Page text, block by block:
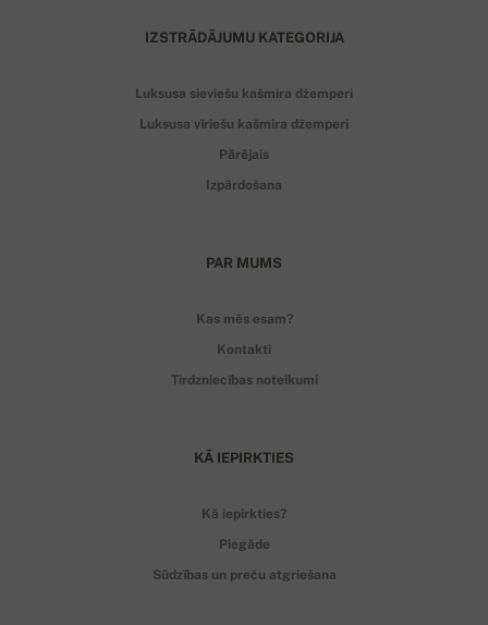
IZSTRĀDĀJUMU KATEGORIJA
Luksusa sieviešu kašmira džemperi
Luksusa vīriešu kašmira džemperi
Pārējais
Izpārdošana
PAR MUMS
Kas mēs esam?
Kontakti
Tirdzniecības noteikumi
KĀ IEPIRKTIES
Kā iepirkties?
Piegāde
Sūdzības un preču atgriešana